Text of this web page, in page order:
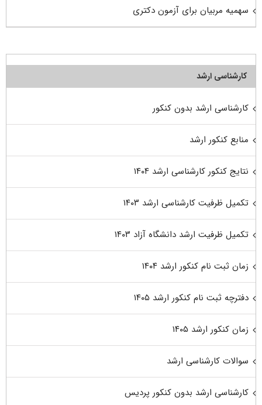
سهمیه مربیان برای آزمون دکتری
کارشناسی ارشد
کارشناسی ارشد بدون کنکور
منابع کنکور ارشد
نتایج کنکور کارشناسی ارشد ۱۴۰۴
تکمیل ظرفیت کارشناسی ارشد ۱۴۰۳
تکمیل ظرفیت ارشد دانشگاه آزاد ۱۴۰۳
زمان ثبت نام کنکور ارشد ۱۴۰۴
دفترچه ثبت نام کنکور ارشد ۱۴۰۵
زمان کنکور ارشد ۱۴۰۵
سوالات کارشناسی ارشد
کارشناسی ارشد بدون کنکور پردیس